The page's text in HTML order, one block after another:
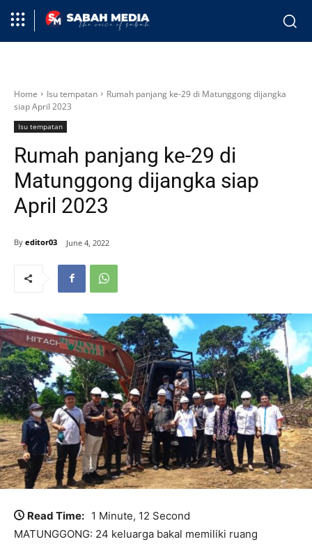
Home Isu tempatan
Rumah panjang ke-29 di Matunggong dijangka
siap April 2023
Isu tempatan
Rumah panjang ke-29 di
Matunggong dijangka siap
April 2023
By editor03 June 4, 2022
Read Time: 1 Minute, 12 Second
MATUNGGONG: 24 keluarga bakal memiliki ruang